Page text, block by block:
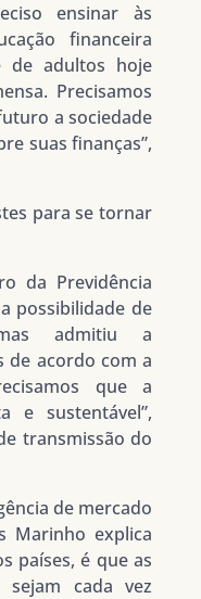
ensinar às
financeira
de adultos hoje
Precisamos
a sociedade
suas finanças”,
para se tornar
da Previdência
possibilidade de
admitiu a
de acordo com a
que a
e sustentável”,
transmissão do
de mercado
Marinho explica
países, é que as
sejam cada vez